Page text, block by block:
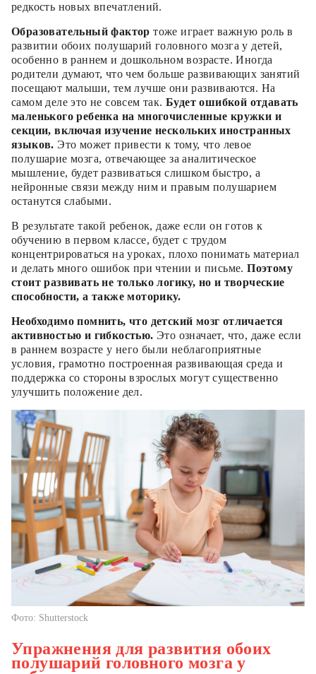
редкость новых впечатлений.
Образовательный фактор тоже играет важную роль в
развитии обоих полушарий головного мозга у детей,
особенно в раннем и дошкольном возрасте. Иногда
родители думают, что чем больше развивающих занятий
посещают малыши, тем лучше они развиваются. На
самом деле это не совсем так. Будет ошибкой отдавать
маленького ребенка на многочисленные кружки и
секции, включая изучение нескольких иностранных
языков. Это может привести к тому, что левое
полушарие мозга, отвечающее за аналитическое
мышление, будет развиваться слишком быстро, а
нейронные связи между ним и правым полушарием
останутся слабыми.
В результате такой ребенок, даже если он готов к
обучению в первом классе, будет с трудом
концентрироваться на уроках, плохо понимать материал
и делать много ошибок при чтении и письме. Поэтому
стоит развивать не только логику, но и творческие
способности, а также моторику.
Необходимо помнить, что детский мозг отличается
активностью и гибкостью. Это означает, что, даже если
в раннем возрасте у него были неблагоприятные
условия, грамотно построенная развивающая среда и
поддержка со стороны взрослых могут существенно
улучшить положение дел.
Фото: Shutterstock
Упражнения для развития обоих
полушарий головного мозга у